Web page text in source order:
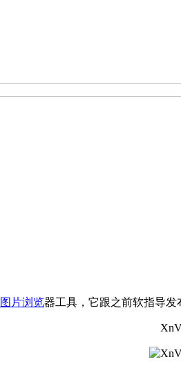
图片浏览器工具，它跟之前软指导发